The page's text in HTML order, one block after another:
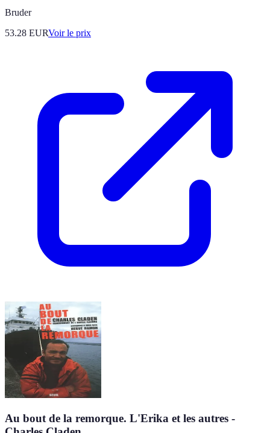
Bruder
53.28 EURVoir le prix
Au bout de la remorque. L'Erika et les autres -